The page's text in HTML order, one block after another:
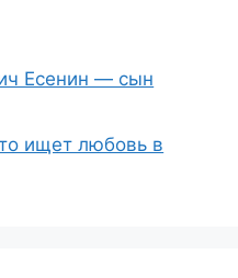
Есенин — сын
ищет любовь в